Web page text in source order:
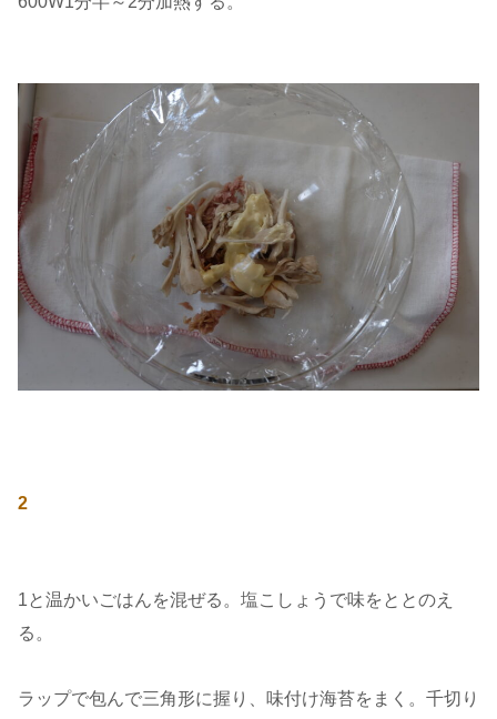
2
1と温かいごはんを混ぜる。塩こしょうで味をととのえ
る。
ラップで包んで三角形に握り、味付け海苔をまく。千切り